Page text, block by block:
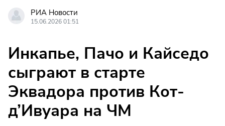
РИА Новости
15.06.2026 01:51
Инкапье, Пачо и Кайседо
сыграют в старте
Эквадора против Кот-
д’Ивуара на ЧМ